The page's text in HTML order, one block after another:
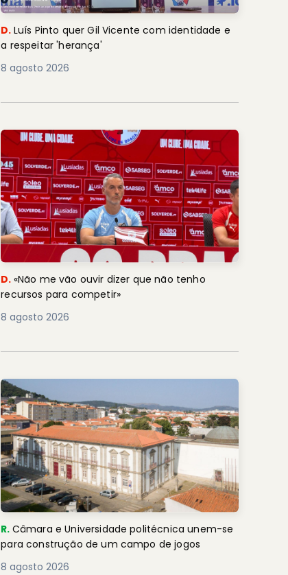
D. Luís Pinto quer Gil Vicente com identidade e
a respeitar 'herança'
8 agosto 2026
D. «Não me vão ouvir dizer que não tenho
recursos para competir»
8 agosto 2026
R. Câmara e Universidade politécnica unem-se
para construção de um campo de jogos
8 agosto 2026